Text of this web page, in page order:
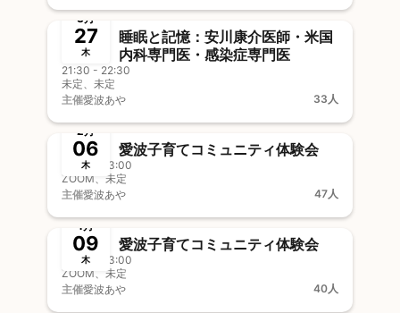
3月
27
木
睡眠と記憶：安川康介医師・米国
内科専門医・感染症専門医
21:30 - 22:30
未定、未定
主催愛波あや 33人
終了
2月
06
木
愛波子育てコミュニティ体験会
22:00 - 23:00
ZOOM、未定
主催愛波あや 47人
終了
1月
09
木
愛波子育てコミュニティ体験会
22:00 - 23:00
ZOOM、未定
主催愛波あや 40人
終了